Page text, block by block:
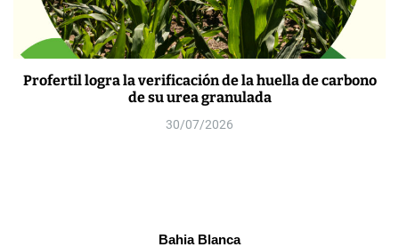
Profertil logra la verificación de la huella de carbono
de su urea granulada
30/07/2026
Bahia Blanca